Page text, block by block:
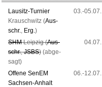
Lau­sitz-Tur­nier
Krausch­witz (Aus­
schr., Erg.)
03.-05.07.
SHMLeip­zig (Aus­
schr.,JSBS) (ab­ge­
sagt)
04.07.
Offene SenEM
Sach­sen-An­halt
06.-12.07.